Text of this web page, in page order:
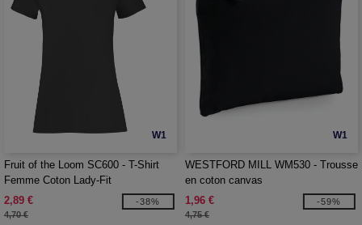
W1
Fruit of the Loom SC600 - T-Shirt
Femme Coton Lady-Fit
2,89 €
4,70 €
-38%
W1
WESTFORD MILL WM530 - Trousse
en coton canvas
1,96 €
4,75 €
-59%